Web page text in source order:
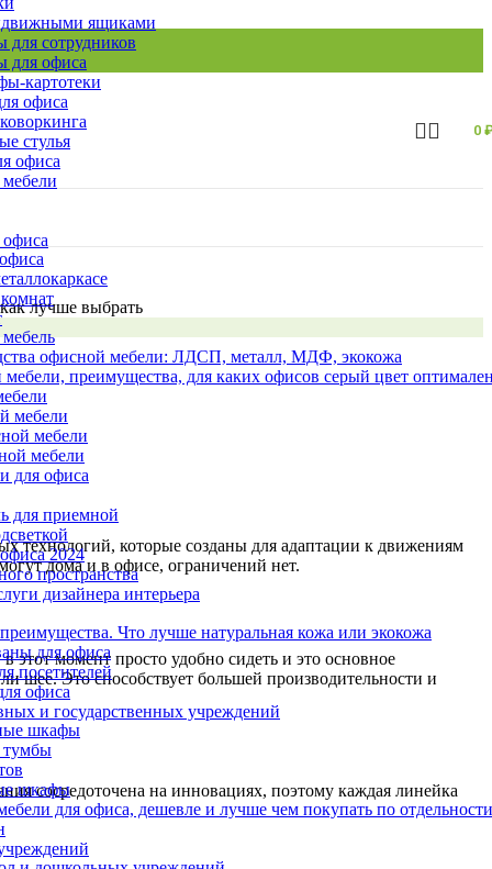
ящиками
сотрудников
для офиса
картотеки
офиса
стулья
офиса
офисной мебели: ЛДСП, металл, МДФ, экокожа
преимущества, для каких офисов серый цвет
мебели
мебели
мебели
для офиса
для приемной
2024
пространства
дизайнера интерьера
Что лучше натуральная кожа или экокожа
для офиса
посетителей
офиса
и государственных учреждений
шкафы
тумбы
шкафы
для офиса, дешевле и лучше чем покупать по отдельности
0
лучше выбрать
технологий, которые созданы для адаптации к движениям
дома и в офисе, ограничений нет.
момент просто удобно сидеть и это основное
шее. Это способствует большей производительности и
сосредоточена на инновациях, поэтому каждая линейка